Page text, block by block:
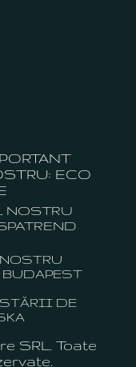
ECO
NOSTRU
STĂRII DE
SRL. Toate